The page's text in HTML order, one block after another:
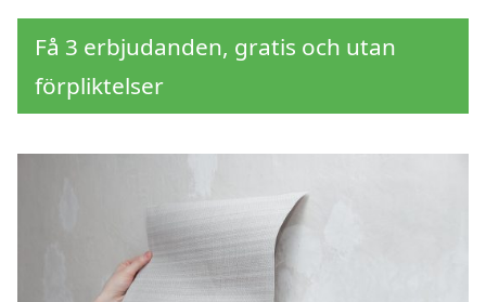
Få 3 erbjudanden, gratis och utan
förpliktelser